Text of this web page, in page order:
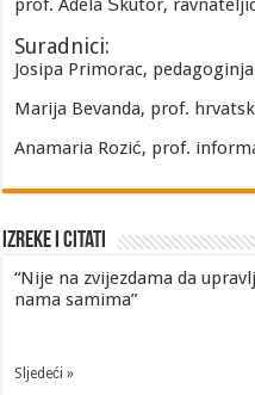
prof. Adela Škutor,
Suradnici:
Josipa Primorac, pedagoginja
Marija Bevanda, prof.
Anamaria Rozić, prof.
Izreke i Citati
“Nije na zvijezdama da
nama samima”
Sljedeći »